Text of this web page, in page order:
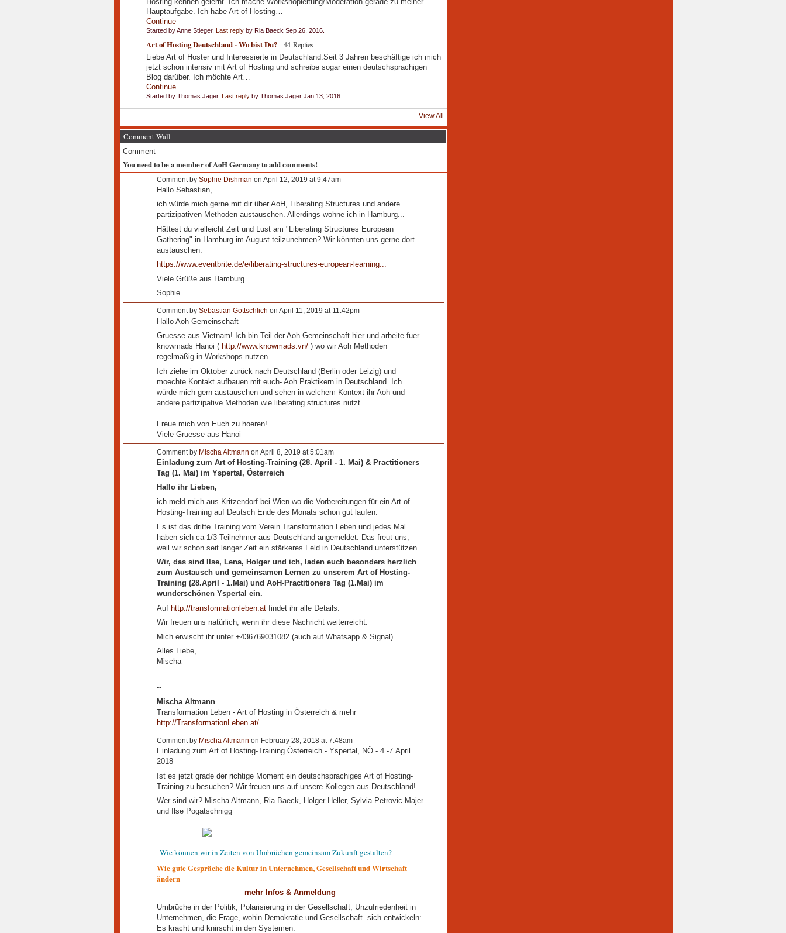
Hauptaufgabe. Ich habe Art of Hosting…
Continue
Started by Anne Stieger. Last replyby Ria Baeck Sep 26, 2016.
Art of Hosting Deutschland - Wo bist Du? 44 Replies
Liebe Art of Hoster und Interessierte in Deutschland.Seit 3 Jahren beschäftige ich mich
jetzt schon intensiv mit Art of Hosting und schreibe sogar einen deutschsprachigen
Blog darüber. Ich möchte Art…
Continue
Started by Thomas Jäger. Last replyby Thomas Jäger Jan 13, 2016.
View All
Comment Wall
Comment
You need to be a member of AoH Germany to add comments!
Comment by Sophie Dishman on April 12, 2019 at 9:47am
Hallo Sebastian,
ich würde mich gerne mit dir über AoH, Liberating Structures und andere
partizipativen Methoden austauschen. Allerdings wohne ich in Hamburg...
Hättest du vielleicht Zeit und Lust am "Liberating Structures European
Gathering" in Hamburg im August teilzunehmen? Wir könnten uns gerne dort
austauschen:
https://www.eventbrite.de/e/liberating-structures-european-learning...
Viele Grüße aus Hamburg
Sophie
Comment by Sebastian Gottschlich on April 11, 2019 at 11:42pm
Hallo Aoh Gemeinschaft
Gruesse aus Vietnam! Ich bin Teil der Aoh Gemeinschaft hier und arbeite fuer
knowmads Hanoi ( http://www.knowmads.vn/) wo wir Aoh Methoden
regelmäßig in Workshops nutzen.
Ich ziehe im Oktober zurück nach Deutschland (Berlin oder Leizig) und
moechte Kontakt aufbauen mit euch- Aoh Praktikern in Deutschland. Ich
würde mich gern austauschen und sehen in welchem Kontext ihr Aoh und
andere partizipative Methoden wie liberating structures nutzt.
Freue mich von Euch zu hoeren!
Viele Gruesse aus Hanoi
Comment by Mischa Altmann on April 8, 2019 at 5:01am
Einladung zum Art of Hosting-Training (28. April - 1. Mai) & Practitioners
Tag (1. Mai) im Yspertal, Österreich
Hallo ihr Lieben,
ich meld mich aus Kritzendorf bei Wien wo die Vorbereitungen für ein Art of
Hosting-Training auf Deutsch Ende des Monats schon gut laufen.
Es ist das dritte Training vom Verein Transformation Leben und jedes Mal
haben sich ca 1/3 Teilnehmer aus Deutschland angemeldet. Das freut uns,
weil wir schon seit langer Zeit ein stärkeres Feld in Deutschland unterstützen.
Wir, das sind Ilse, Lena, Holger und ich, laden euch besonders herzlich
zum Austausch und gemeinsamen Lernen zu unserem Art of Hosting-
Training (28.April - 1.Mai) und AoH-Practitioners Tag (1.Mai) im
wunderschönen Yspertal ein.
Auf http://transformationleben.at findet ihr alle Details.
Wir freuen uns natürlich, wenn ihr diese Nachricht weiterreicht.
Mich erwischt ihr unter +436769031082 (auch auf Whatsapp & Signal)
Alles Liebe,
Mischa
--
Mischa Altmann
Transformation Leben - Art of Hosting in Österreich & mehr
http://TransformationLeben.at/
Comment by Mischa Altmann on February 28, 2018 at 7:48am
Einladung zum Art of Hosting-Training Österreich - Yspertal, NÖ - 4.-7.April
2018
Ist es jetzt grade der richtige Moment ein deutschsprachiges Art of Hosting-
Training zu besuchen? Wir freuen uns auf unsere Kollegen aus Deutschland!
Wer sind wir? Mischa Altmann, Ria Baeck, Holger Heller, Sylvia Petrovic-Majer
und Ilse Pogatschnigg
Wie können wir in Zeiten von Umbrüchen gemeinsam Zukunft gestalten?
Wie gute Gespräche die Kultur in Unternehmen, Gesellschaft und Wirtschaft
ändern
mehr Infos & Anmeldung
Umbrüche in der Politik, Polarisierung in der Gesellschaft, Unzufriedenheit in
Unternehmen, die Frage, wohin Demokratie und Gesellschaft sich entwickeln:
Es kracht und knirscht in den Systemen.